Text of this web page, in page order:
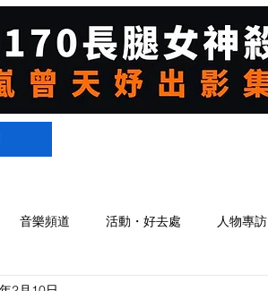
音樂頻道 活動・好去處 人物專訪